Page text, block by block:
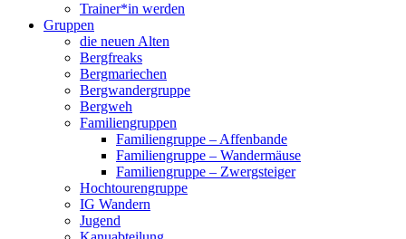
Trainer*in werden
Gruppen
die neuen Alten
Bergfreaks
Bergmariechen
Bergwandergruppe
Bergweh
Familiengruppen
Familiengruppe – Affenbande
Familiengruppe – Wandermäuse
Familiengruppe – Zwergsteiger
Hochtourengruppe
IG Wandern
Jugend